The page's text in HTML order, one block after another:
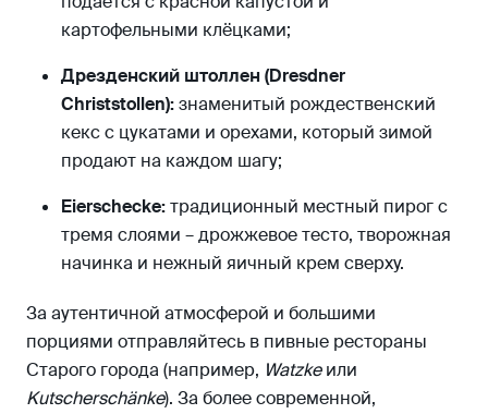
картофельными клёцками;
Дрезденский штоллен (Dresdner
Christstollen):знаменитый рождественский
кекс с цукатами и орехами, который зимой
продают на каждом шагу;
Eierschecke:традиционный местный пирог с
тремя слоями – дрожжевое тесто, творожная
начинка и нежный яичный крем сверху.
За аутентичной атмосферой и большими
порциями отправляйтесь в пивные рестораны
Старого города (например, Watzkeили
Kutscherschänke). За более современной,